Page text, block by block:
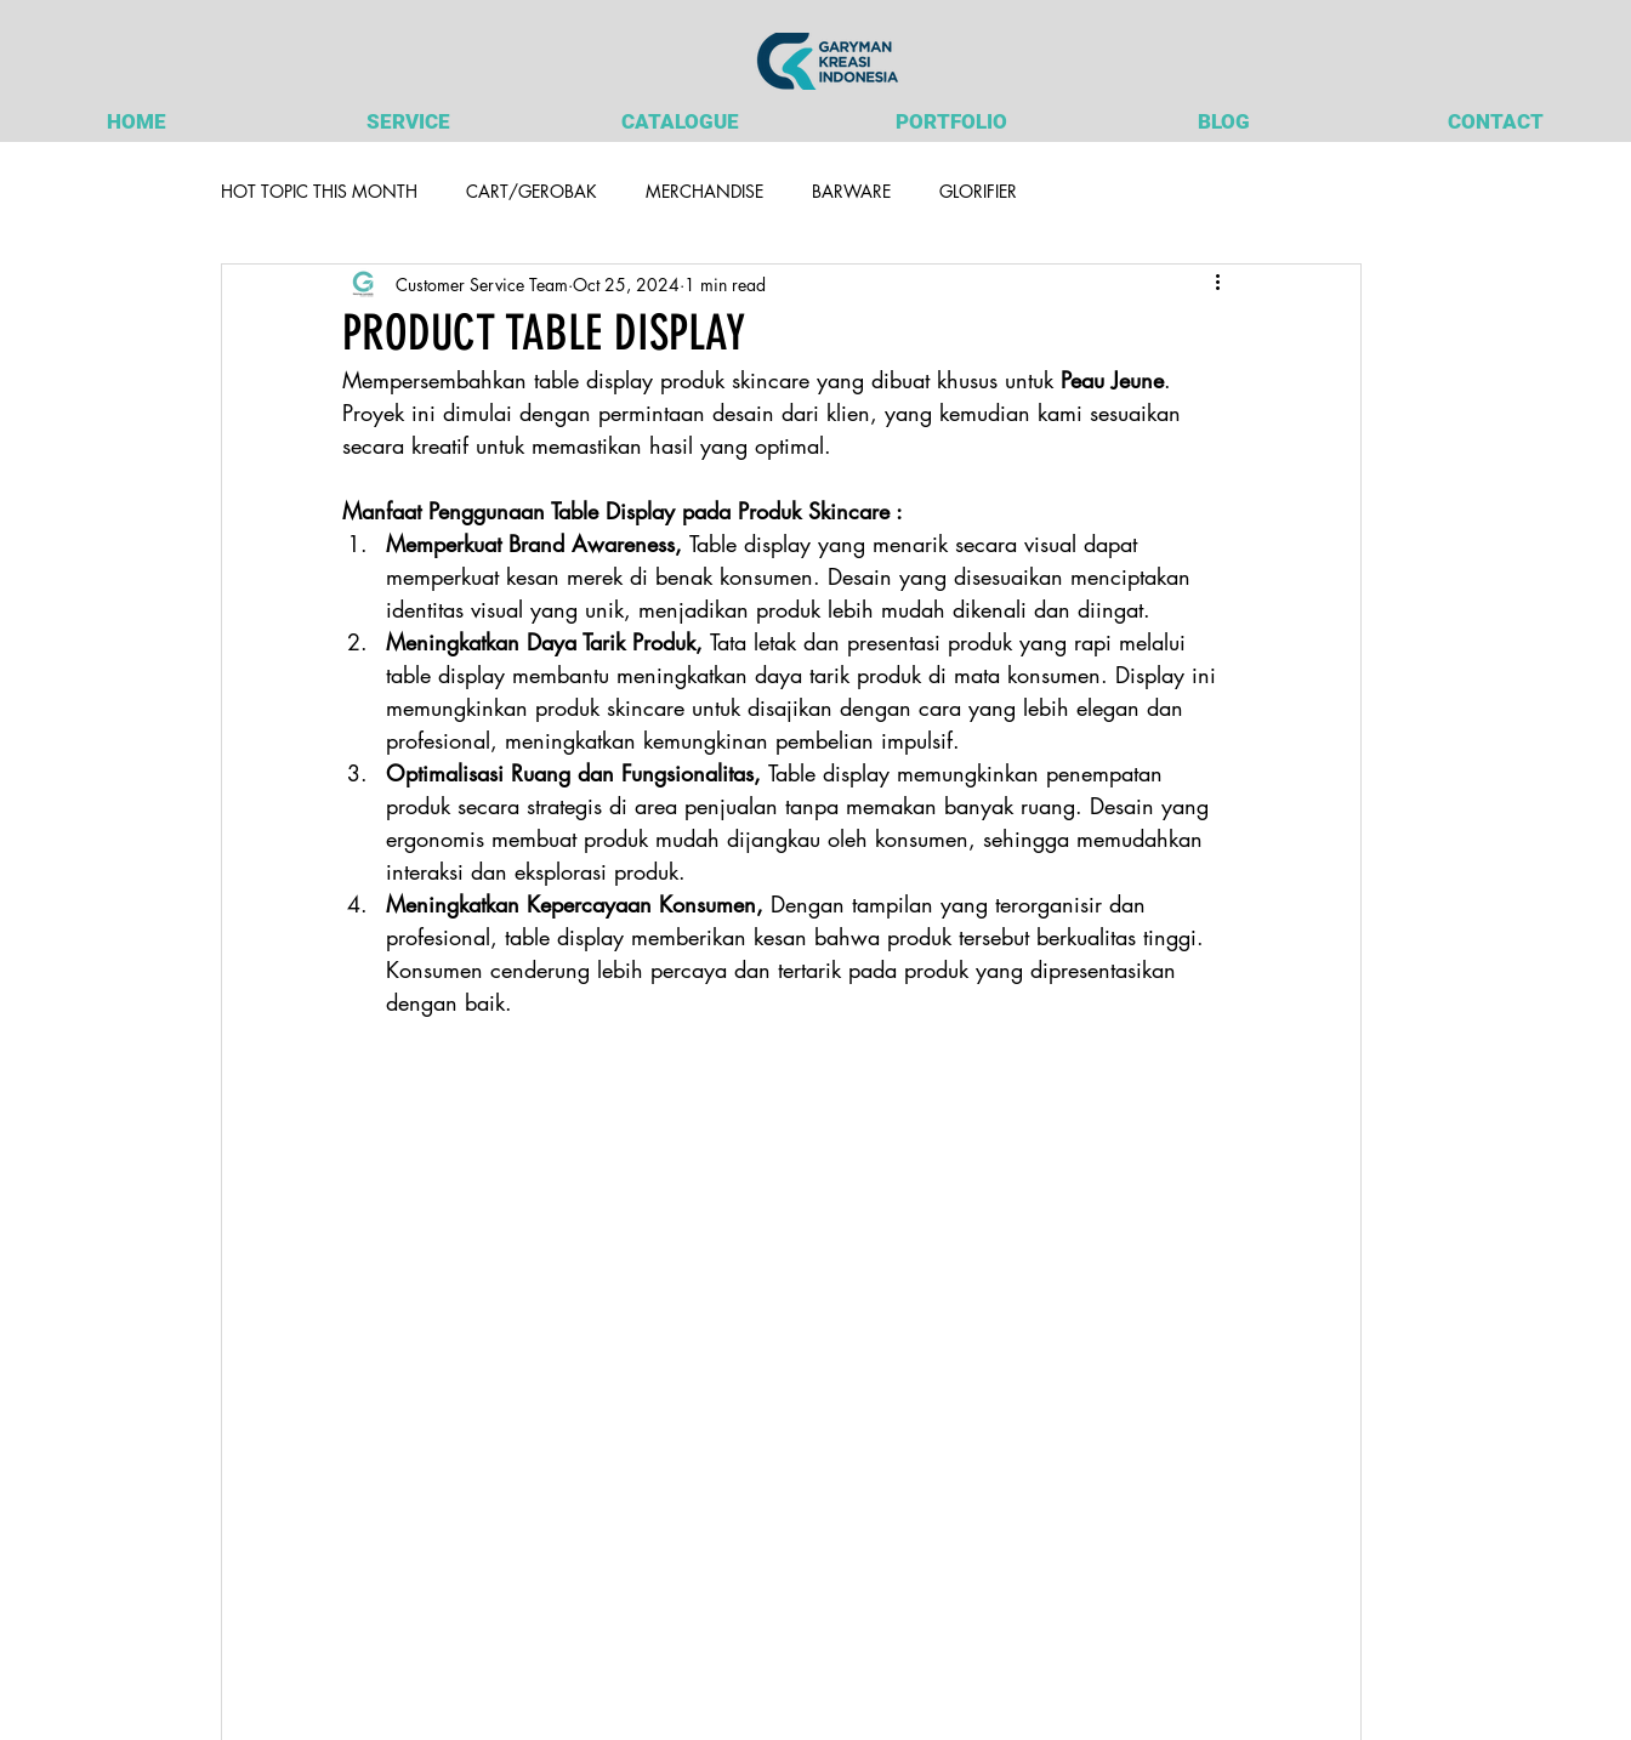
HOME SERVICE CATALOGUE PORTFOLIO BLOG CONTACT
HOT TOPIC THIS MONTH CART/GEROBAK MERCHANDISE BARWARE GLORIFIER
PRODUCT TABLE DISPLAY
Customer Service Team Oct 25, 2024 1 min read
Mempersembahkan table display produk skincare yang dibuat khusus untuk Peau Jeune.
Proyek ini dimulai dengan permintaan desain dari klien, yang kemudian kami sesuaikan
secara kreatif untuk memastikan hasil yang optimal.
Manfaat Penggunaan Table Display pada Produk Skincare :
Memperkuat Brand Awareness, Table display yang menarik secara visual dapat
memperkuat kesan merek di benak konsumen. Desain yang disesuaikan menciptakan
identitas visual yang unik, menjadikan produk lebih mudah dikenali dan diingat.
Meningkatkan Daya Tarik Produk, Tata letak dan presentasi produk yang rapi melalui
table display membantu meningkatkan daya tarik produk di mata konsumen. Display ini
memungkinkan produk skincare untuk disajikan dengan cara yang lebih elegan dan
profesional, meningkatkan kemungkinan pembelian impulsif.
Optimalisasi Ruang dan Fungsionalitas, Table display memungkinkan penempatan
produk secara strategis di area penjualan tanpa memakan banyak ruang. Desain yang
ergonomis membuat produk mudah dijangkau oleh konsumen, sehingga memudahkan
interaksi dan eksplorasi produk.
Meningkatkan Kepercayaan Konsumen, Dengan tampilan yang terorganisir dan
profesional, table display memberikan kesan bahwa produk tersebut berkualitas tinggi.
Konsumen cenderung lebih percaya dan tertarik pada produk yang dipresentasikan
dengan baik.